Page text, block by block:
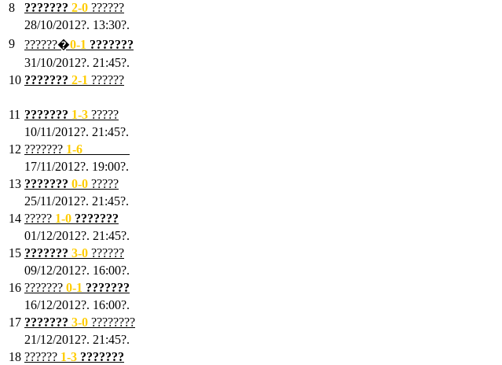
8
??????? 2-0 ??????
28/10/2012?. 13:30?.
9
??????�0-1 ???????
31/10/2012?. 21:45?.
10 ??????? 2-1 ??????
11 ??????? 1-3 ?????
10/11/2012?. 21:45?.
12 ??????? 1-6
17/11/2012?. 19:00?.
13 ??????? 0-0 ?????
25/11/2012?. 21:45?.
14 ????? 1-0 ???????
01/12/2012?. 21:45?.
15 ??????? 3-0 ??????
09/12/2012?. 16:00?.
16 ??????? 0-1 ???????
16/12/2012?. 16:00?.
17 ??????? 3-0 ????????
21/12/2012?. 21:45?.
18 ?????? 1-3 ???????